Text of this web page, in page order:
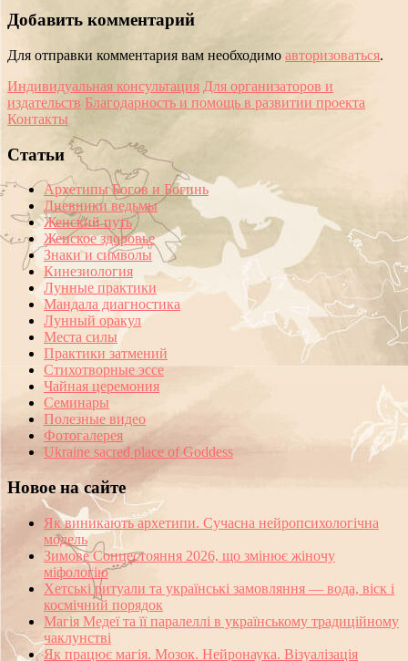
Добавить комментарий
Для отправки комментария вам необходимо авторизоваться.
Индивидуальная консультация Для организаторов и
издательств Благодарность и помощь в развитии проекта
Контакты
Статьи
Архетипы Богов и Богинь
Дневники ведьмы
Женский путь
Женское здоровье
Знаки и символы
Кинезиология
Лунные практики
Мандала диагностика
Лунный оракул
Места силы
Практики затмений
Стихотворные эссе
Чайная церемония
Семинары
Полезные видео
Фотогалерея
Ukraine sacred place of Goddess
Новое на сайте
Як виникають архетипи. Сучасна нейропсихологічна
модель
Зимове Сонцестояння 2026, що змінює жіночу
міфологію
Хетські ритуали та українські замовляння — вода, віск і
космічний порядок
Магія Медеї та її паралеллі в українському традиційному
чаклунстві
Як працює магія. Мозок. Нейронаука. Візуалізація